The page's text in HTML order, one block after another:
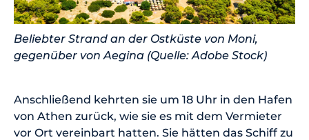
Beliebter Strand an der Ostküste von Moni,
gegenüber von Aegina (Quelle: Adobe Stock)
Anschließend kehrten sie um 18 Uhr in den Hafen
von Athen zurück, wie sie es mit dem Vermieter
vor Ort vereinbart hatten. Sie hätten das Schiff zu